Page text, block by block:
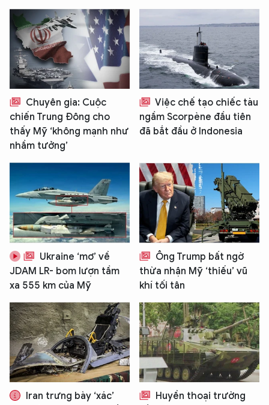
Chuyên gia: Cuộc
chiến Trung Đông cho
thấy Mỹ ‘không mạnh như
nhầm tưởng’
Việc chế tạo chiếc tàu
ngầm Scorpène đầu tiên
đã bắt đầu ở Indonesia
Ukraine ‘mơ’ về
JDAM LR- bom lượn tầm
xa 555 km của Mỹ
Ông Trump bất ngờ
thừa nhận Mỹ ‘thiếu’ vũ
khí tối tân
Iran trưng bày ‘xác’
Huyền thoại trường